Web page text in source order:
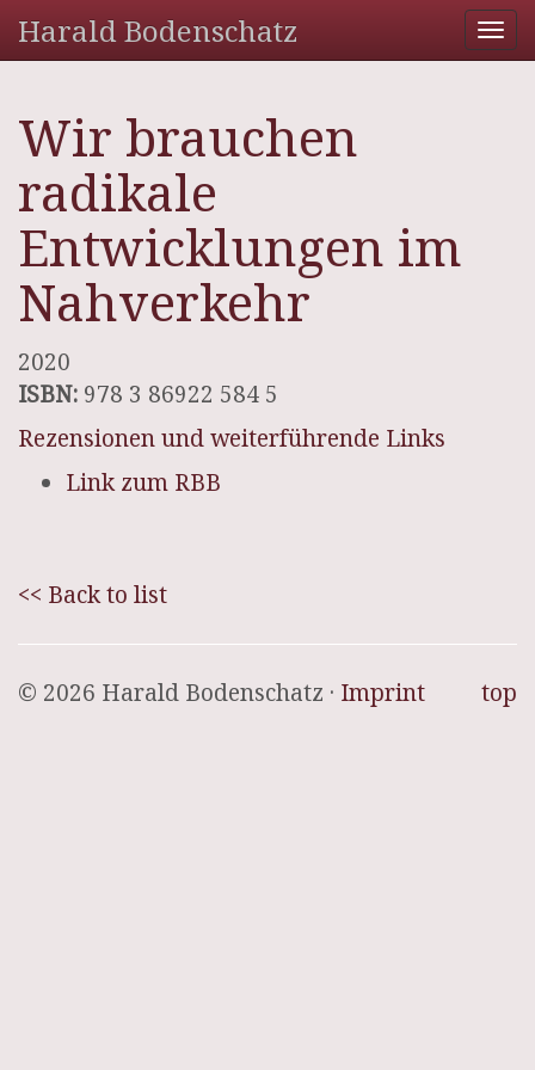
Harald Bodenschatz
Wir brauchen
radikale
Entwicklungen im
Nahverkehr
2020
ISBN: 978 3 86922 584 5
Rezensionen und weiterführende Links
Link zum RBB
<< Back to list
top
© 2026 Harald Bodenschatz · Imprint